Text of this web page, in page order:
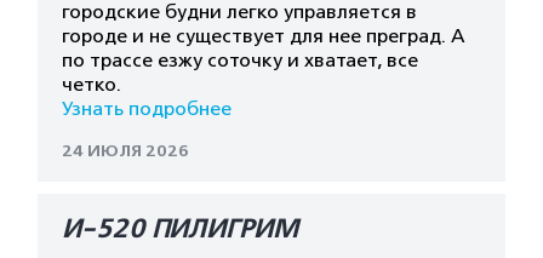
городские будни легко управляется в
городе и не существует для нее преград. А
по трассе езжу соточку и хватает, все
четко.
Узнать подробнее
24 ИЮЛЯ 2026
И-520 ПИЛИГРИМ